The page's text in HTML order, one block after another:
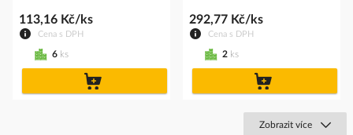
Cena s DPH
113,16 Kč/ks
6 ks
Cena s DPH
292,77 Kč/ks
2 ks
Zobrazit více